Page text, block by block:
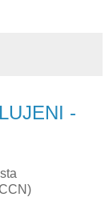
-